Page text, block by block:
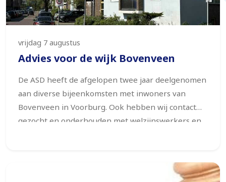
vrijdag 7 augustus
Advies voor de wijk Bovenveen
De ASD heeft de afgelopen twee jaar deelgenomen
aan diverse bijeenkomsten met inwoners van
Bovenveen in Voorburg. Ook hebben wij contact
gezocht en onderhouden met welzijnswerkers en